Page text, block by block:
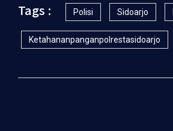
Tags :
Polisi Sidoarjo
Ketahananpanganpolrestasidoarjo